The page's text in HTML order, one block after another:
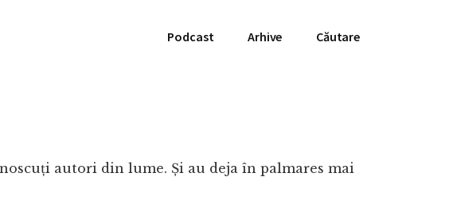
Podcast Arhive Căutare
autori din lume. Și au deja în palmares mai